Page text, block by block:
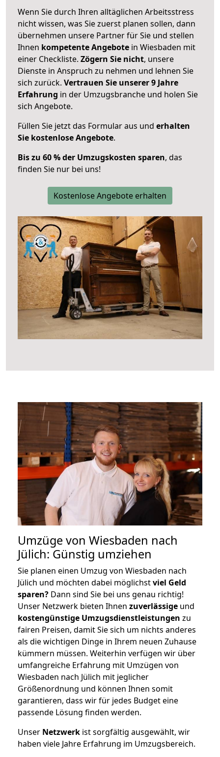
Wenn Sie durch Ihren alltäglichen Arbeitsstress
nicht wissen, was Sie zuerst planen sollen, dann
übernehmen unsere Partner für Sie und stellen
Ihnen kompetente Angebote in Wiesbaden mit
einer Checkliste. Zögern Sie nicht, unsere
Dienste in Anspruch zu nehmen und lehnen Sie
sich zurück. Vertrauen Sie unserer 9 Jahre
Erfahrung in der Umzugsbranche und holen Sie
sich Angebote.
Füllen Sie jetzt das Formular aus und erhalten
Sie kostenlose Angebote.
Bis zu 60 % der Umzugskosten sparen, das
finden Sie nur bei uns!
Kostenlose Angebote erhalten
Umzüge von Wiesbaden nach
Jülich: Günstig umziehen
Sie planen einen Umzug von Wiesbaden nach
Jülich und möchten dabei möglichstviel Geld
sparen? Dann sind Sie bei uns genau richtig!
Unser Netzwerk bieten Ihnen zuverlässige und
kostengünstige Umzugsdienstleistungen zu
fairen Preisen, damit Sie sich um nichts anderes
als die wichtigen Dinge in Ihrem neuen Zuhause
kümmern müssen. Weiterhin verfügen wir über
umfangreiche Erfahrung mit Umzügen von
Wiesbaden nach Jülich mit jeglicher
Größenordnung und können Ihnen somit
garantieren, dass wir für jedes Budget eine
passende Lösung finden werden.
Unser Netzwerk ist sorgfältig ausgewählt, wir
haben viele Jahre Erfahrung im Umzugsbereich.